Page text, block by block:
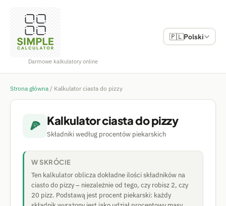
Darmowe kalkulatory online
🇵🇱Polski
Strona główna / Kalkulator ciasta do pizzy
🍕 Kalkulator ciasta do pizzy
Składniki według procentów piekarskich
W SKRÓCIE
Ten kalkulator oblicza dokładne ilości składników na
ciasto do pizzy – niezależnie od tego, czy robisz 2, czy
20 pizz. Podstawą jest procent piekarski: każdy